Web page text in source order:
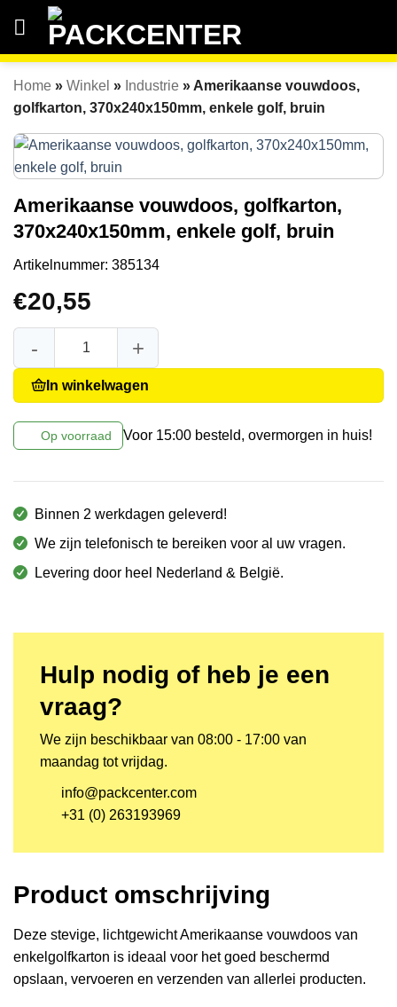
naar
inhoud
Home » Winkel » Industrie » Amerikaanse vouwdoos,
golfkarton, 370x240x150mm, enkele golf, bruin
Amerikaanse vouwdoos, golfkarton,
370x240x150mm, enkele golf, bruin
Artikelnummer: 385134
€20,55
In winkelwagen
Op voorraad Voor 15:00 besteld, overmorgen in huis!
Binnen 2 werkdagen geleverd!
We zijn telefonisch te bereiken voor al uw vragen.
Levering door heel Nederland & België.
Hulp nodig of heb je een
vraag?
We zijn beschikbaar van 08:00 - 17:00 van
maandag tot vrijdag.
info@packcenter.com
+31 (0) 263193969
Product omschrijving
Deze stevige, lichtgewicht Amerikaanse vouwdoos van
enkelgolfkarton is ideaal voor het goed beschermd
opslaan, vervoeren en verzenden van allerlei producten.